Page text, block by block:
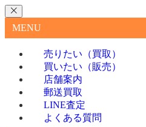
MENU
売りたい（買取）
買いたい（販売）
店舗案内
郵送買取
LINE査定
よくある質問